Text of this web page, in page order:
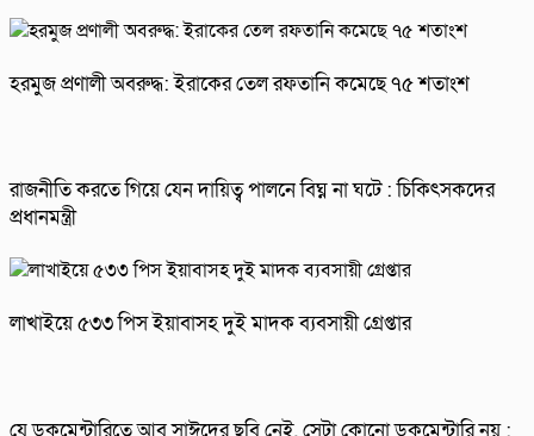
হরমুজ প্রণালী অবরুদ্ধ: ইরাকের তেল রফতানি কমেছে ৭৫ শতাংশ
রাজনীতি করতে গিয়ে যেন দায়িত্ব পালনে বিঘ্ন না ঘটে : চিকিৎসকদের
প্রধানমন্ত্রী
লাখাইয়ে ৫৩৩ পিস ইয়াবাসহ দুই মাদক ব্যবসায়ী গ্রেপ্তার
যে ডকুমেন্টারিতে আবু সাঈদের ছবি নেই, সেটা কোনো ডকুমেন্টারি নয় :